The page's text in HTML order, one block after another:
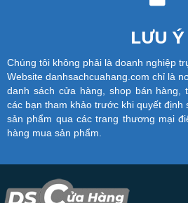
LƯU Ý
Chúng tôi không phải là doanh nghiệp
Website danhsachcuahang.com chỉ là
danh sách cửa hàng, shop bán hàng,
các bạn tham khảo trước khi quyết định
sản phẩm qua các trang thương mại
hàng mua sản phẩm.